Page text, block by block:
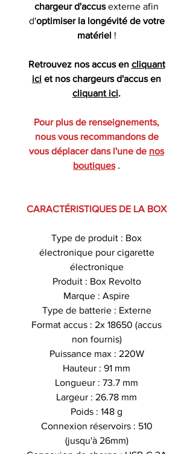
chargeur d'accusexterne afin
d'optimiser la longévité de votre
matériel !
Retrouvez nos accus en cliquant
ici et nos chargeurs d'accus en
cliquant ici.
Pour plus de renseignements,
nous vous recommandons de
vous déplacer dans l'une de nos
boutiques.
CARACTÉRISTIQUES DE LA BOX
Type de produit : Box
électronique pour cigarette
électronique
Produit : Box Revolto
Marque : Aspire
Type de batterie : Externe
Format accus : 2x 18650 (accus
non fournis)
Puissance max : 220W
Hauteur : 91 mm
Longueur : 73.7 mm
Largeur : 26.78 mm
Poids : 148 g
Connexion réservoirs : 510
(jusqu'à 26mm)